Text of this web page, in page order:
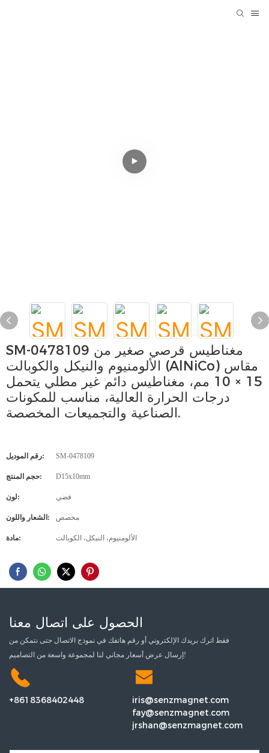
SM-0478109 مغناطيس قرصي صغير من
الألومنيوم والنيكل والكوبالت (AlNiCo) مقاس
15 × 10 مم، مغناطيس دائم غير مطلي يتحمل
درجات الحرارة العالية، مناسب للمكونات
الصناعية والتجميعات المخصصة.
رقم الموديل: SM-0478109
حجم المنتج: D15x10mm
لون: فضي
الشعار واللون: مخصص
مادة: الألومنيوم، النيكل، الكوبالت
الحصول على اتصال معنا
فقط اترك بريدك الإلكتروني أو رقم هاتفك في نموذج الاتصال حتى نتمكن من
إرسال عرض أسعار مجاني لنا لمجموعة واسعة من التصاميم!
+8618368402448
iris@senzmagnet.com
fay@senzmagnet.com
jrshan@senzmagnet.com